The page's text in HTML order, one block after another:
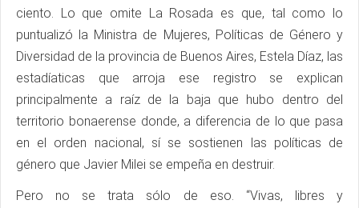
ciento. Lo que omite La Rosada es que, tal como lo
puntualizó la Ministra de Mujeres, Políticas de Género y
Diversidad de la provincia de Buenos Aires, Estela Díaz, las
estadíaticas que arroja ese registro se explican
principalmente a raíz de la baja que hubo dentro del
territorio bonaerense donde, a diferencia de lo que pasa
en el orden nacional, sí se sostienen las políticas de
género que Javier Milei se empeña en destruir.
Pero no se trata sólo de eso. “Vivas, libres y